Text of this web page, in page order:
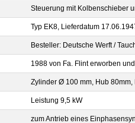
Steuerung mit Kolbenschieber
Typ EK8, Lieferdatum
Besteller: Deutsche Werft /
1988 von Fa. Flint erworben
Zylinder Ø 100 mm, Hub
Leistung 9,5 kW
zum Antrieb eines